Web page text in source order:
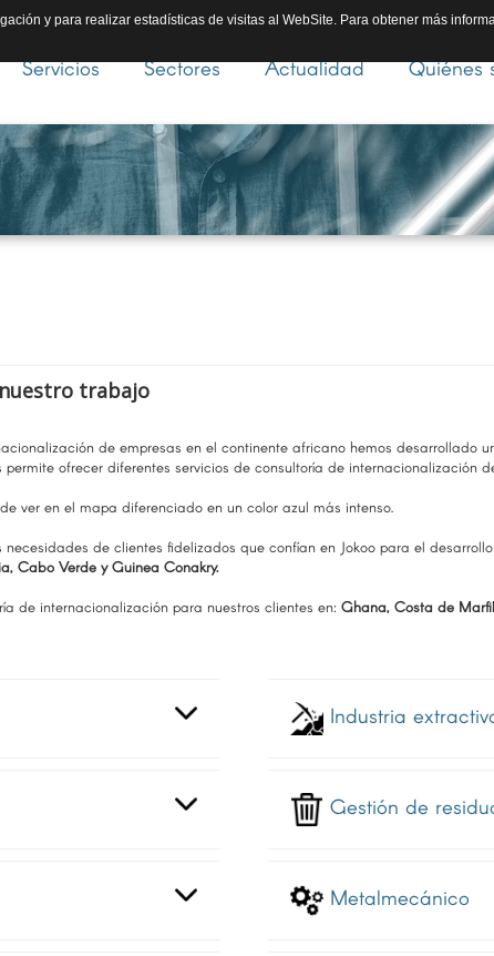
Servicios Sectores Actualidad Quiénes
trabajo
de empresas en el continente africano hemos desarrollado
ofrecer diferentes servicios de consultoría de internacionalización
ver en el mapa diferenciado en un color azul más intenso.
de clientes fidelizados que confían en Jokoo para el
Cabo Verde y Guinea Conakry.
de internacionalización para nuestros clientes en: Ghana, Costa de
Industria
Gestión de
Metalmecánico
y para realizar estadísticas de visitas al WebSite. Para obtener más